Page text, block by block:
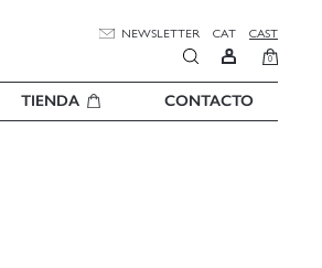
NEWSLETTER CAT CAST
0
TIENDA CONTACTO